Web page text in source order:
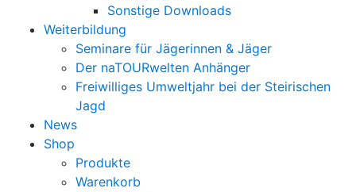
Sonstige Downloads
Weiterbildung
Seminare für Jägerinnen & Jäger
Der naTOURwelten Anhänger
Freiwilliges Umweltjahr bei der Steirischen
Jagd
News
Shop
Produkte
Warenkorb